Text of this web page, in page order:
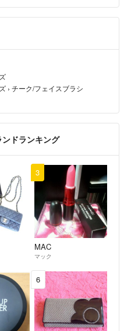
› チーク/フェイスブラシ
ドランキング
3
MAC
マック
6